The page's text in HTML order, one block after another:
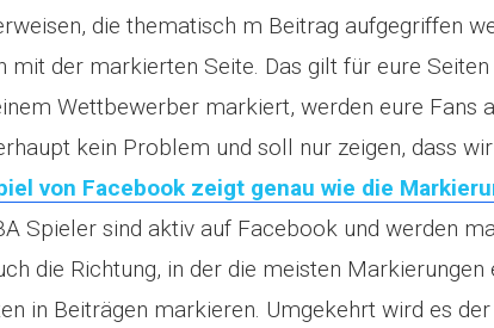
die thematisch m Beitrag aufgegriffen
der markierten Seite. Das gilt für eure
Wettbewerber markiert, werden eure
kein Problem und soll nur zeigen, dass
von Facebook zeigt genau wie die
Spieler sind aktiv auf Facebook und werden
die Richtung, in der die meisten
in Beiträgen markieren. Umgekehrt wird es der